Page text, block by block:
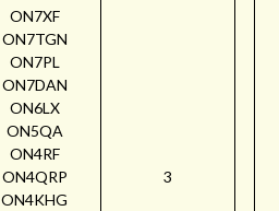
ON7XF
ON7TGN
ON7PL
ON7DAN
ON6LX
ON5QA
ON4RF
ON4QRP
ON4KHG
3